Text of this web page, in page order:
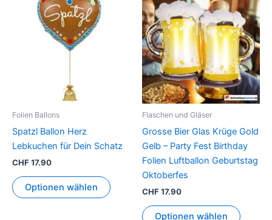
Folien Ballons
Spatzl Ballon Herz
Lebkuchen für Dein Schatz
CHF17.90
Optionen wählen
Flaschen und Gläser
Grosse Bier Glas Krüge Gold
Gelb – Party Fest Birthday
Folien Luftballon Geburtstag
Oktoberfes
CHF17.90
Optionen wählen